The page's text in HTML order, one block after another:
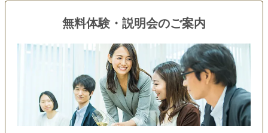
無料体験・説明会のご案内